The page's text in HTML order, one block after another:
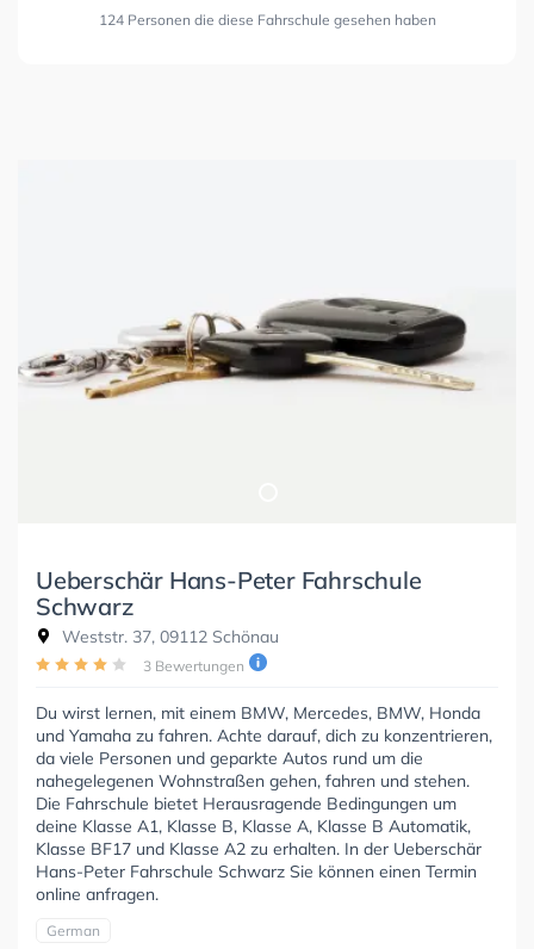
124 Personen die diese Fahrschule gesehen haben
Ueberschär Hans-Peter Fahrschule
Schwarz
Weststr. 37, 09112 Schönau
3 Bewertungen
Du wirst lernen, mit einem BMW, Mercedes, BMW, Honda
und Yamaha zu fahren. Achte darauf, dich zu konzentrieren,
da viele Personen und geparkte Autos rund um die
nahegelegenen Wohnstraßen gehen, fahren und stehen.
Die Fahrschule bietet Herausragende Bedingungen um
deine Klasse A1, Klasse B, Klasse A, Klasse B Automatik,
Klasse BF17 und Klasse A2 zu erhalten. In der Ueberschär
Hans-Peter Fahrschule Schwarz Sie können einen Termin
online anfragen.
German